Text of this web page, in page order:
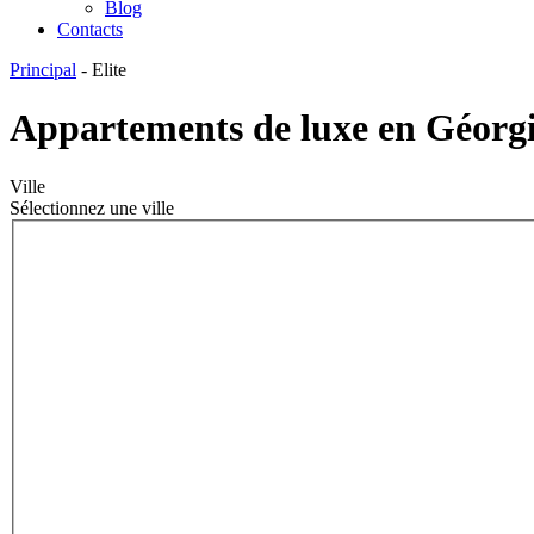
Blog
Contacts
Principal - Elite
Appartements de luxe en
Ville
Sélectionnez une ville